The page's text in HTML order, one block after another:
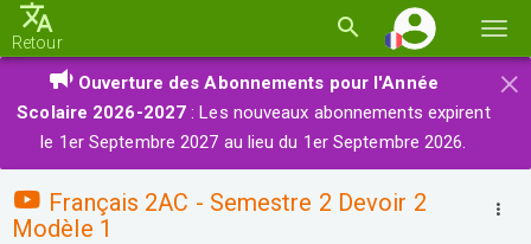
la
Retour
×
Ouverture des Abonnements pour l'Année
Scolaire 2026-2027 : Les nouveaux abonnements expirent
le 1er Septembre 2027 au lieu du 1er Septembre 2026.
Français 2AC - Semestre 2 Devoir 2
Modèle 1